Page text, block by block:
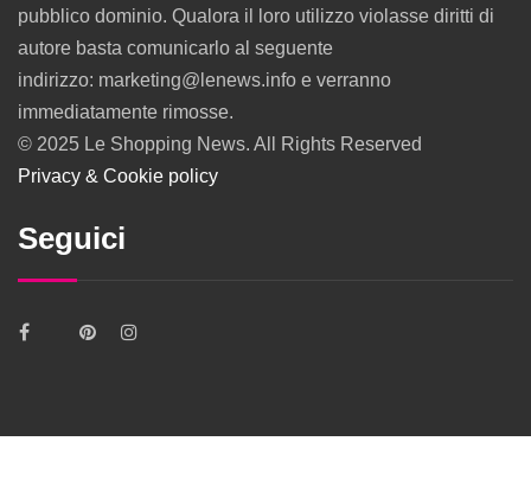
pubblico dominio. Qualora il loro utilizzo violasse diritti di
autore basta comunicarlo al seguente
indirizzo: marketing@lenews.info e verranno
immediatamente rimosse.
© 2025 Le Shopping News. All Rights Reserved
Privacy & Cookie policy
Seguici